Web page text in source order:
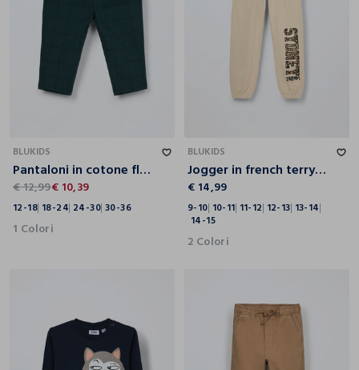
BLUKIDS
Pantaloni in cotone fleece stretch neonato
€ 12,99€ 10,39
12-18 18-24 24-30 30-36
1 Colori
BLUKIDS
Jogger in french terry di puro cotone ragazza
€ 14,99
9-10 10-11 11-12 12-13 13-14
14-15
2 Colori